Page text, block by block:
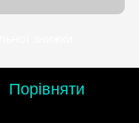
Порівняти